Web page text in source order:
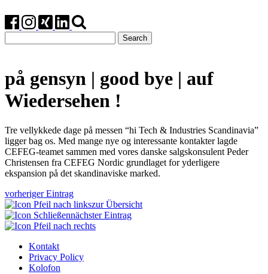
for:
på gensyn | good bye | auf
Wiedersehen !
Tre vellykkede dage på messen “hi Tech & Industries Scandinavia”
ligger bag os. Med mange nye og interessante kontakter lagde
CEFEG-teamet sammen med vores danske salgskonsulent Peder
Christensen fra CEFEG Nordic grundlaget for yderligere
ekspansion på det skandinaviske marked.
vorheriger Eintrag
zur Übersicht
nächster Eintrag
Kontakt
Privacy Policy
Kolofon